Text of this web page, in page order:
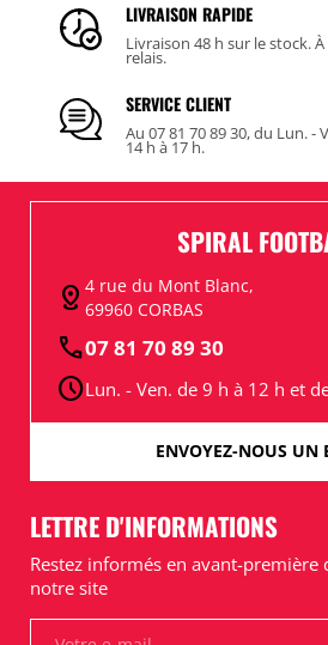
LIVRAISON RAPIDE
Livraison 48 h sur le stock.
relais.
SERVICE CLIENT
Au 07 81 70 89 30, du Lun. -
14 h à 17 h.
SPIRAL
distance 4 rue du Mont Blanc,
69960 CORBAS
call07 81 70 89 30
scheduleLun. - Ven. de 9 h à 12 h et
ENVOYEZ-NOUS UN
LETTRE D'INFORMATIONS
Restez informés en avant-première
notre site